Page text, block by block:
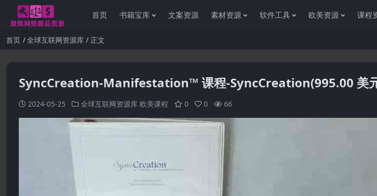
首页 书籍宝库 文案资源 素材资源 软件工具 欧美资源 课程
首页 全球互联网资源库 正文
SyncCreation-Manifestation™ 课程-SyncCreation(995.00 美
2024-05-25 全球互联网资源库 欧美课程 0 0 66 感谢您访问资源杂货铺获取各